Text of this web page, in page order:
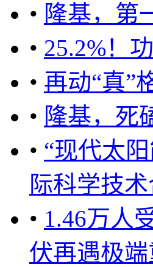
• 隆基，第
• 25.2%！
• 再动“真”
• 隆基，死
• “现代太
际科学技
• 1.46万人
伏再遇极端